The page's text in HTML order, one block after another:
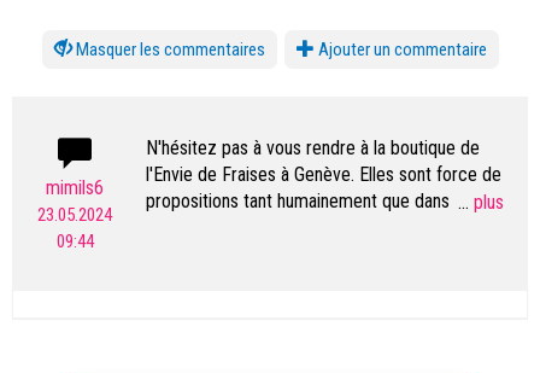
les commentaires Ajouter un commentaire
mimils6
23.05.2024
09:44
N'hésitez pas à vous rendre à la boutique de
l'Envie de Fraises à Genève. Elles sont force de
propositions tant humainement que dans les
...